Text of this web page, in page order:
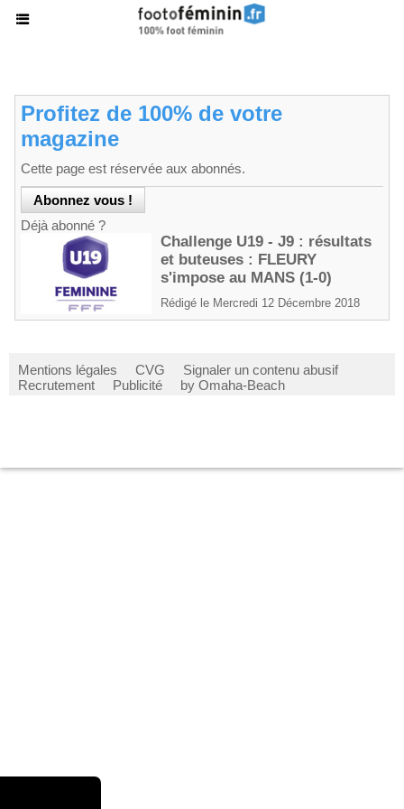
Profitez de 100% de votre
magazine
Cette page est réservée aux abonnés.
Déjà abonné ?
Challenge U19 - J9 : résultats
et buteuses : FLEURY
s'impose au MANS (1-0)
Rédigé le Mercredi 12 Décembre 2018
Mentions légales CVG
Signaler un contenu abusif
Recrutement
Publicité by Omaha-Beach